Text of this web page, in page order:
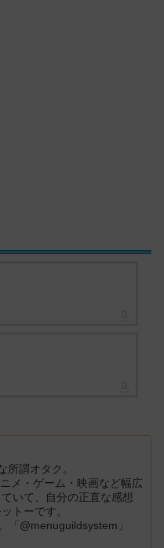
所謂オタク。
メ・ゲーム・映画など幅広
いて、自分の正直な感想
トーです。
「@menuguildsystem」